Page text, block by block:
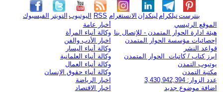
الفيسبوك التويتر اليوتيوب RSS الانستغرام لينكدإن تيلكرامبنترست
الموقع الرئيسي
هيئة ادارة الحوار المتمدن - للإتصال بنا
إحصائيات مؤسسة الحوار المتمدن
قواعد النشر
ابرز كتاب / كاتبات الحوار المتمدن
يوتيوب التمدن
مكتبة التمدن
عدد الزوار: 3,430,942,394
اضافة موضوع جديد
أخبار عامة
وكالة أنباء المرأة
اخبار الأدب والفن
وكالة أنباء اليسار
وكالة أنباء العلمانية
وكالة أنباء العمال
وكالة أنباء حقوق الإنسان
اخبار الرياضة
اخبار الاقتصاد